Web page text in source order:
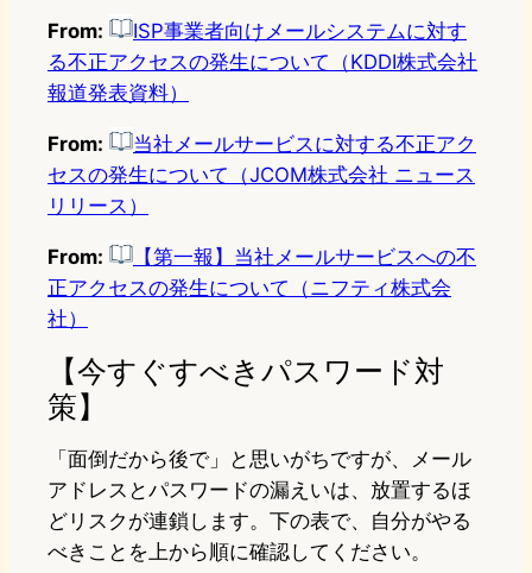
From:
ISP事業者向けメールシステムに対す
る不正アクセスの発生について（KDDI株式会社
報道発表資料）
From:
当社メールサービスに対する不正アク
セスの発生について（JCOM株式会社 ニュース
リリース）
From:
【第一報】当社メールサービスへの不
正アクセスの発生について（ニフティ株式会
社）
【今すぐすべきパスワード対
策】
「面倒だから後で」と思いがちですが、メール
アドレスとパスワードの漏えいは、放置するほ
どリスクが連鎖します。下の表で、自分がやる
べきことを上から順に確認してください。